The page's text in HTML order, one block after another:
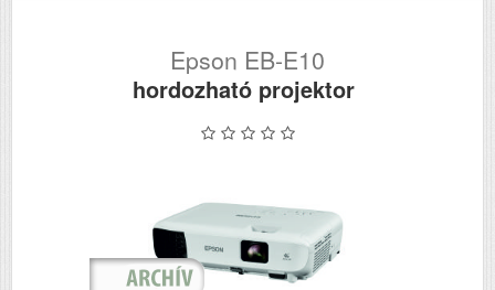
Epson EB-E10
hordozható projektor